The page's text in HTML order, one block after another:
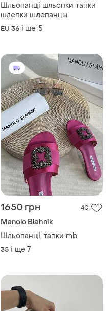
Шльопанці шльопки тапки
шлепки шлепанцы
EU 36 і ще 5
1650 грн 40
Manolo Blahnik
Шльопанці, тапки mb
35 і ще 7